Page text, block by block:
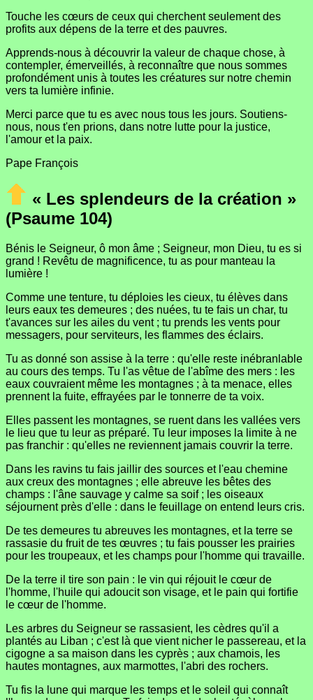
Touche les cœurs de ceux qui cherchent seulement des
profits aux dépens de la terre et des pauvres.
Apprends-nous à découvrir la valeur de chaque chose, à
contempler, émerveillés, à reconnaître que nous sommes
profondément unis à toutes les créatures sur notre chemin
vers ta lumière infinie.
Merci parce que tu es avec nous tous les jours. Soutiens-
nous, nous t'en prions, dans notre lutte pour la justice,
l'amour et la paix.
Pape François
« Les splendeurs de la création »
(Psaume 104)
Bénis le Seigneur, ô mon âme ; Seigneur, mon Dieu, tu es si
grand ! Revêtu de magnificence, tu as pour manteau la
lumière !
Comme une tenture, tu déploies les cieux, tu élèves dans
leurs eaux tes demeures ; des nuées, tu te fais un char, tu
t'avances sur les ailes du vent ; tu prends les vents pour
messagers, pour serviteurs, les flammes des éclairs.
Tu as donné son assise à la terre : qu'elle reste inébranlable
au cours des temps. Tu l'as vêtue de l'abîme des mers : les
eaux couvraient même les montagnes ; à ta menace, elles
prennent la fuite, effrayées par le tonnerre de ta voix.
Elles passent les montagnes, se ruent dans les vallées vers
le lieu que tu leur as préparé. Tu leur imposes la limite à ne
pas franchir : qu'elles ne reviennent jamais couvrir la terre.
Dans les ravins tu fais jaillir des sources et l'eau chemine
aux creux des montagnes ; elle abreuve les bêtes des
champs : l'âne sauvage y calme sa soif ; les oiseaux
séjournent près d'elle : dans le feuillage on entend leurs cris.
De tes demeures tu abreuves les montagnes, et la terre se
rassasie du fruit de tes œuvres ; tu fais pousser les prairies
pour les troupeaux, et les champs pour l'homme qui travaille.
De la terre il tire son pain : le vin qui réjouit le cœur de
l'homme, l'huile qui adoucit son visage, et le pain qui fortifie
le cœur de l'homme.
Les arbres du Seigneur se rassasient, les cèdres qu'il a
plantés au Liban ; c'est là que vient nicher le passereau, et la
cigogne a sa maison dans les cyprès ; aux chamois, les
hautes montagnes, aux marmottes, l'abri des rochers.
Tu fis la lune qui marque les temps et le soleil qui connaît